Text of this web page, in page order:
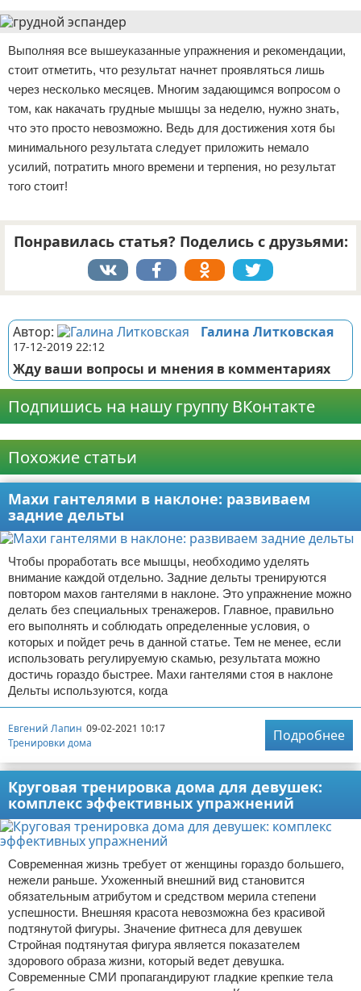
Выполняя все вышеуказанные упражнения и рекомендации,
стоит отметить, что результат начнет проявляться лишь
через несколько месяцев. Многим задающимся вопросом о
том, как накачать грудные мышцы за неделю, нужно знать,
что это просто невозможно. Ведь для достижения хотя бы
минимального результата следует приложить немало
усилий, потратить много времени и терпения, но результат
того стоит!
Понравилась статья? Поделись с друзьями:
Автор: Галина Литковская
17-12-2019 22:12
Жду ваши вопросы и мнения в комментариях
Подпишись на нашу группу ВКонтакте
Похожие статьи
Махи гантелями в наклоне: развиваем
задние дельты
Чтобы проработать все мышцы, необходимо уделять
внимание каждой отдельно. Задние дельты тренируются
повтором махов гантелями в наклоне. Это упражнение можно
делать без специальных тренажеров. Главное, правильно
его выполнять и соблюдать определенные условия, о
которых и пойдет речь в данной статье. Тем не менее, если
использовать регулируемую скамью, результата можно
достичь гораздо быстрее. Махи гантелями стоя в наклоне
Дельты используются, когда
Евгений Лапин 09-02-2021 10:17
Тренировки дома
Подробнее
Круговая тренировка дома для девушек:
комплекс эффективных упражнений
Современная жизнь требует от женщины гораздо большего,
нежели раньше. Ухоженный внешний вид становится
обязательным атрибутом и средством мерила степени
успешности. Внешняя красота невозможна без красивой
подтянутой фигуры. Значение фитнеса для девушек
Стройная подтянутая фигура является показателем
здорового образа жизни, который ведет девушка.
Современные СМИ пропагандируют гладкие крепкие тела